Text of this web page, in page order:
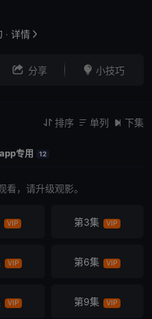
· 详情 
 分享  小技巧
 排序  单列  下集
app专用 12
，请升级观影。
VIP 第3集 VIP
VIP 第6集 VIP
VIP 第9集 VIP